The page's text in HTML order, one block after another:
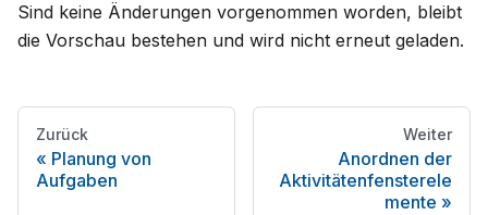
Sind keine Änderungen vorgenommen worden, bleibt
die Vorschau bestehen und wird nicht erneut geladen.
Zurück
Planung von
Aufgaben
Weiter
Anordnen der
Aktivitätenfensterele
mente